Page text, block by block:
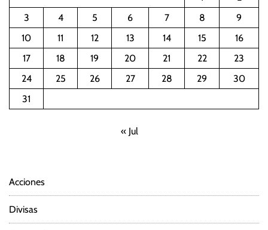
3
4 5 6 7 8
9
10
11 12 13 14 15
16
17
18 19 20 21 22
23
24
25 26 27 28 29
30
31
« Jul
Acciones
Divisas